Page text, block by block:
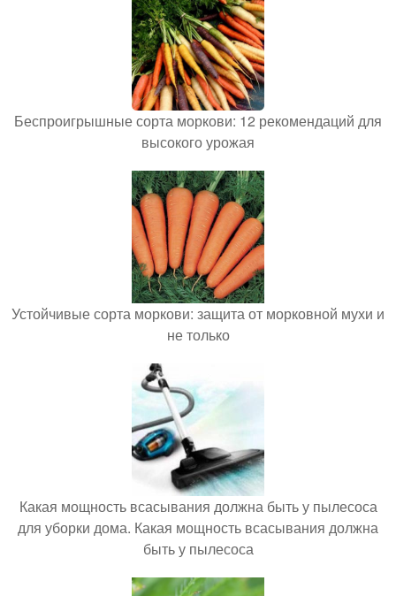
Беспроигрышные сорта моркови: 12 рекомендаций для
высокого урожая
Устойчивые сорта моркови: защита от морковной мухи и
не только
Какая мощность всасывания должна быть у пылесоса
для уборки дома. Какая мощность всасывания должна
быть у пылесоса